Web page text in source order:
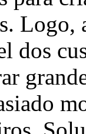
Logo,
dos